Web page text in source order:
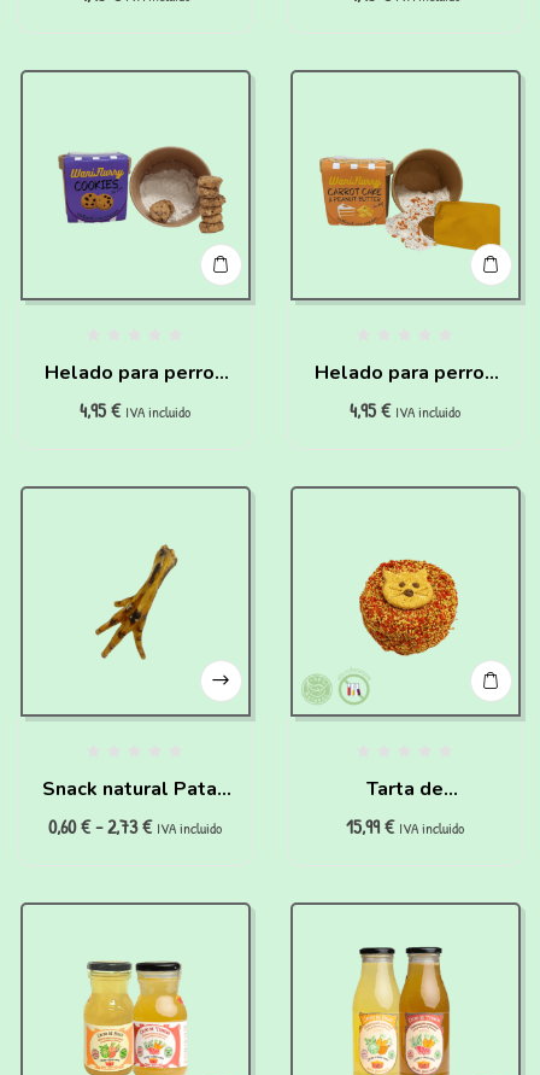
en casa para perros
Helado para perros
de Cookies para
4,95€ IVA incluido
Helado para perros
de Carrot Cake y
para hacer en casa
4,95€ IVA incluido
Snack natural Patas
de Pollo para perros
0,60€-2,73€ IVA incluido
Tarta de
Cumpleaños para
zanahoria
15,99€ IVA incluido